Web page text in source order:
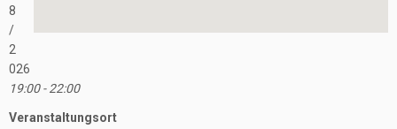
8
/
2
026
19:00 - 22:00
Veranstaltungsort